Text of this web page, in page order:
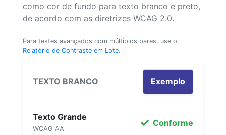
como cor de fundo para texto branco e preto,
de acordo com as diretrizes WCAG 2.0.
Para testes avançados com múltiplos pares, use o
Relatório de Contraste em Lote.
TEXTO BRANCO Exemplo
Texto Grande
WCAG AA
Conforme